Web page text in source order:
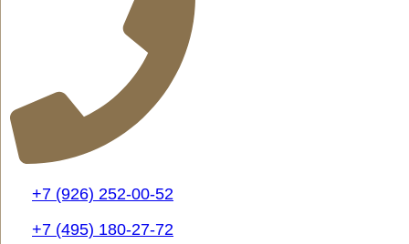
+7 (926) 252-00-52
+7 (495) 180-27-72